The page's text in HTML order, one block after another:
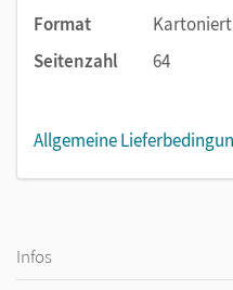
Format
Kartoniert
Seitenzahl
64
Allgemeine
Infos